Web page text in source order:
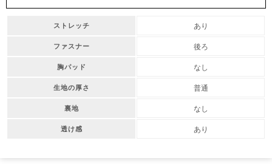
ストレッチ あり
ファスナー 後ろ
胸パッド なし
生地の厚さ 普通
裏地 なし
透け感 あり